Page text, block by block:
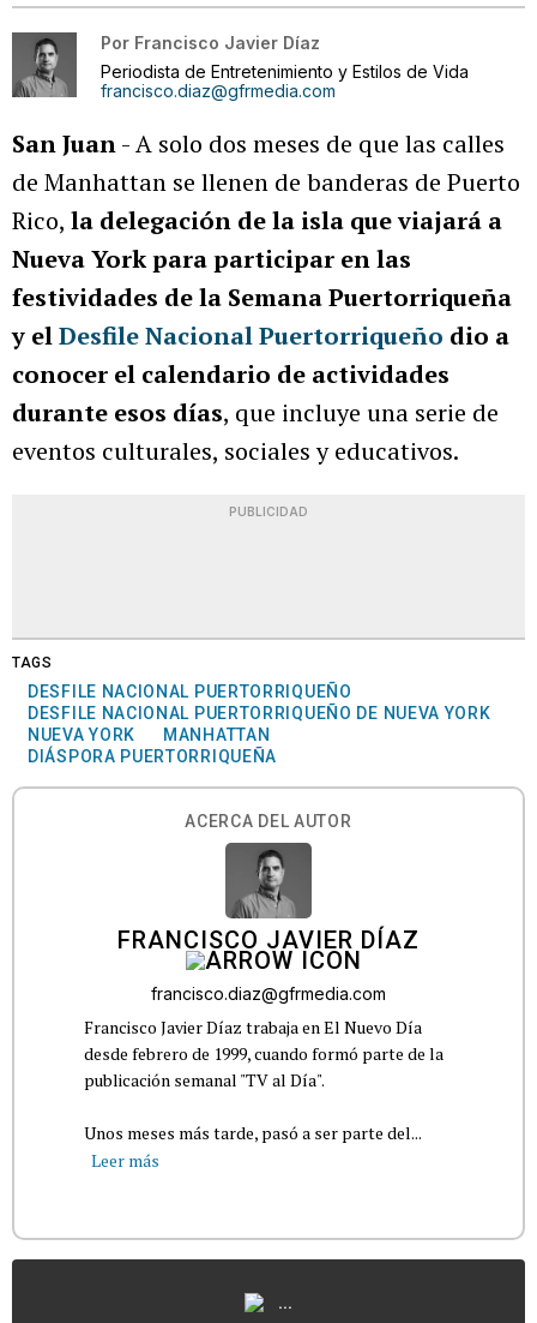
Por Francisco Javier Díaz
Periodista de Entretenimiento y Estilos de Vida
francisco.diaz@gfrmedia.com
San Juan- A solo dos meses de que las calles
de Manhattan se llenen de banderas de Puerto
Rico, la delegación de la isla que viajará a
Nueva York para participar en las
festividades de la Semana Puertorriqueña
y elDesfile Nacional Puertorriqueño dio a
conocer el calendario de actividades
durante esos días, que incluye una serie de
eventos culturales, sociales y educativos.
PUBLICIDAD
TAGS
DESFILE NACIONAL PUERTORRIQUEÑO
DESFILE NACIONAL PUERTORRIQUEÑO DE NUEVA YORK
NUEVA YORK
MANHATTAN
DIÁSPORA PUERTORRIQUEÑA
ACERCA DEL AUTOR
FRANCISCO JAVIER DÍAZ
francisco.diaz@gfrmedia.com
Francisco Javier Díaz trabaja en El Nuevo Día
desde febrero de 1999, cuando formó parte de la
publicación semanal "TV al Día".
Unos meses más tarde, pasó a ser parte del...
Leer más
...